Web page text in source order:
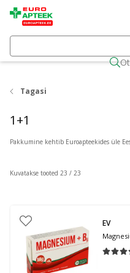
Tagasi
1+1
Pakkumine kehtib Euroapteekides üle
Kuvatakse tooted 23 / 23
EV